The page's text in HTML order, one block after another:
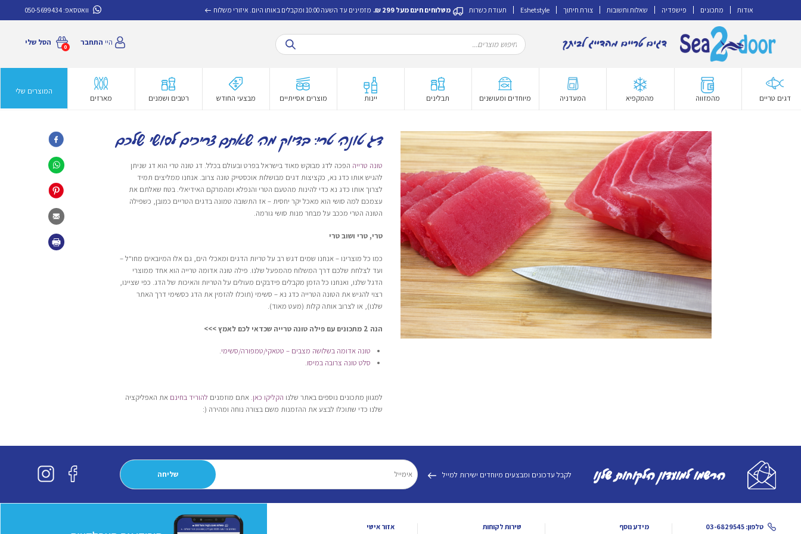
אודות מתכונים פישפדיה שאלות ותשובות צורת חיתוך Eshetstyle תעודת כשרות משלוחים חינם מעל 299 ₪. מזמינים עד השעה 10:00 ומקבלים באותו היום. איזורי משלוח וואטסאפ: 050-5699434
לניווט
לתוכן
הסל שלי 0 היי התחבר
Products
search
דגים טריים מהמזווה מהמקפיא המעדניה מיוחדים ומעושנים תבלינים יינות מוצרים אסייתיים מבצעי החודש רטבים ושמנים מארזים
המוצרים שלי
דג טונה טרי: בדיוק מה שאתם צריכים לסושי שלכם
טונה טרייה הפכה לדג מבוקש מאוד בישראל בפרט ובעולם בכלל. דג טונה טרי הוא דג שניתן
להגיש אותו כדג נא, כקציצות דגים מבושלות אוכסטייק טונה צרוב. אנחנו ממליצים תמיד
לצרוך אותו כדג נא כדי להינות מהטעם הטרי והנפלא ומהמרקם האידיאלי. בטח שאלתם את
עצמכם למה סושי הוא מאכל יקר יחסית – אז התשובה טמונה בדגים הטריים כמובן, כשפילה
הטונה הטרי מככב על מבחר מנות סושי גורמה.
טרי, טרי ושוב טרי
כמו כל מוצרינו – אנחנו שמים דגש רב על טריות הדגים ומאכלי הים, גם אלו המיובאים מחו"ל –
ועד לצלחת שלכם דרך המשלוח מהמפעל שלנו. פילה טונה אדומה טרייה הוא אחד ממוצרי
הדגל שלנו, ואנחנו כל הזמן מקבלים פידבקים מעולים על הטריות והאיכות של הדג. כפי שציינו,
רצוי להגיש את הטונה הטרייה כדג נא – סשימי (תוכלו להזמין את הדג כסשימי דרך האתר
שלנו), או לצרוב אותה קלות (מעט מאוד).
הנה 2 מתכונים עם פילה טונה טרייה שכדאי לכם לאמץ >>>
טונה אדומה בשלושה מצבים – טטאקי/טמפורה/סשימי.
סלט טונה צרובה במיסו.
למגוון מתכונים נוספים באתר שלנו הקליקו כאן. אתם מוזמנים להוריד בחינם את האפליקציה
שלנו כדי שתוכלו לבצע את ההזמנות משם בצורה נוחה ומהירה (:
הרשמו למועדון הלקוחות שלנו לקבל עדכונים ומבצעים מיוחדים ישירות למייל
טלפון: 03-6829545
מידע נוסף
שירות לקוחות
אזור אישי